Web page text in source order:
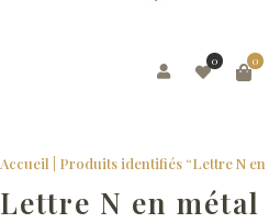
0
0
Accueil | Produits identifiés “Lettre N en
Lettre N en métal